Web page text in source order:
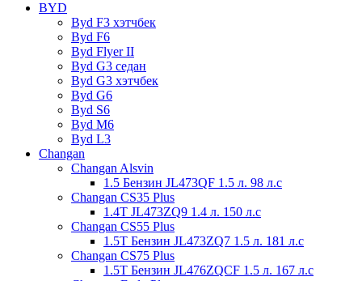
BYD
Byd F3 хэтчбек
Byd F6
Byd Flyer II
Byd G3 седан
Byd G3 хэтчбек
Byd G6
Byd S6
Byd M6
Byd L3
Changan
Changan Alsvin
1.5 Бензин JL473QF 1.5 л. 98 л.с
Changan CS35 Plus
1.4T JL473ZQ9 1.4 л. 150 л.с
Changan CS55 Plus
1.5T Бензин JL473ZQ7 1.5 л. 181 л.с
Changan CS75 Plus
1.5T Бензин JL476ZQCF 1.5 л. 167 л.с